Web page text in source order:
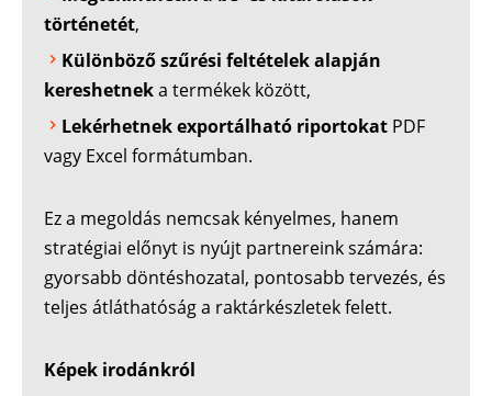
történetét,
Különböző szűrési feltételek alapján
kereshetneka termékek között,
Lekérhetnek exportálható riportokat PDF
vagy Excel formátumban.
Ez a megoldás nemcsak kényelmes, hanem
stratégiai előnyt is nyújt partnereink számára:
gyorsabb döntéshozatal, pontosabb tervezés, és
teljes átláthatóság a raktárkészletek felett.
Képek irodánkról